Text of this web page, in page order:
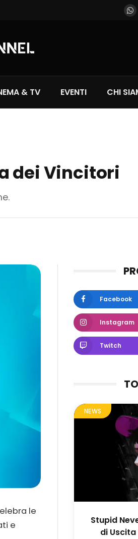
& TV EVENTI CHI
dei Vincitori
le
e
Facebook
Instagram
Twitch
NEWS
Stupid
di Uscita